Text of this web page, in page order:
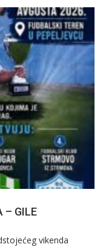
– GILE
vikenda